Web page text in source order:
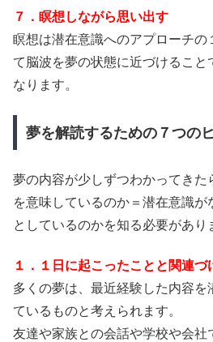
７．瞑想しながら思い出す
瞑想は潜在意識へのアプローチの
て脳波を夢の状態に近づけること
なります。
夢を解読するための７つの
夢の内容が少しずつわかってきた
を意味しているのか＝潜在意識が
としているのかを知る必要があり
１．１日に起こったことと関連づ
多くの夢は、最近経験した内容を
ているものと考えられます。
友達や家族との会話や学校や会社